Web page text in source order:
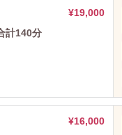
¥19,000
計140分
¥16,000